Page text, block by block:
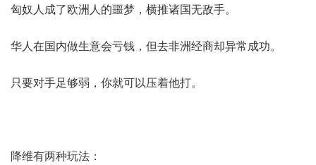
匈奴人成了欧洲人的噩梦，横推诸国无敌手。
华人在国内做生意会亏钱，但去非洲经商却异常成功。
只要对手足够弱，你就可以压着他打。
降维有两种玩法：